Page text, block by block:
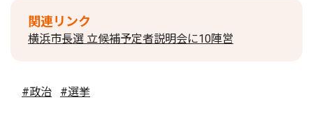
関連リンク
横浜市長選 立候補予定者説明会に10陣営
#政治 #選挙